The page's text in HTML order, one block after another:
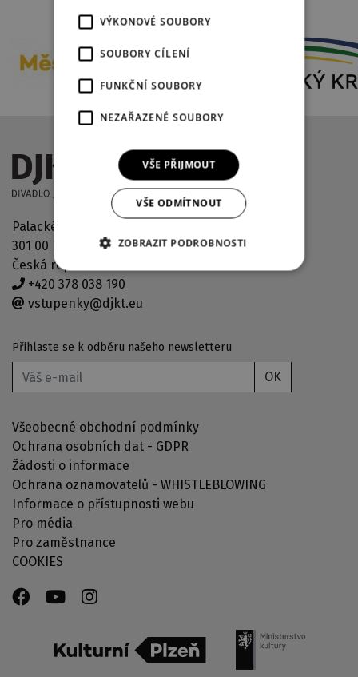
Palackého náměstí 2971/30
301 00 Plzeň
Česká republika
+420 378 038 190
vstupenky@djkt.eu
Přihlaste se k odběru našeho newsletteru
OK
Všeobecné obchodní podmínky
Ochrana osobních dat - GDPR
Žádosti o informace
Ochrana oznamovatelů - WHISTLEBLOWING
Informace o přístupnosti webu
Pro média
Pro zaměstnance
COOKIES
VÝKONOVÉ SOUBORY
SOUBORY CÍLENÍ
FUNKČNÍ SOUBORY
NEZAŘAZENÉ SOUBORY
VŠE PŘIJMOUT
VŠE ODMÍTNOUT
ZOBRAZIT PODROBNOSTI